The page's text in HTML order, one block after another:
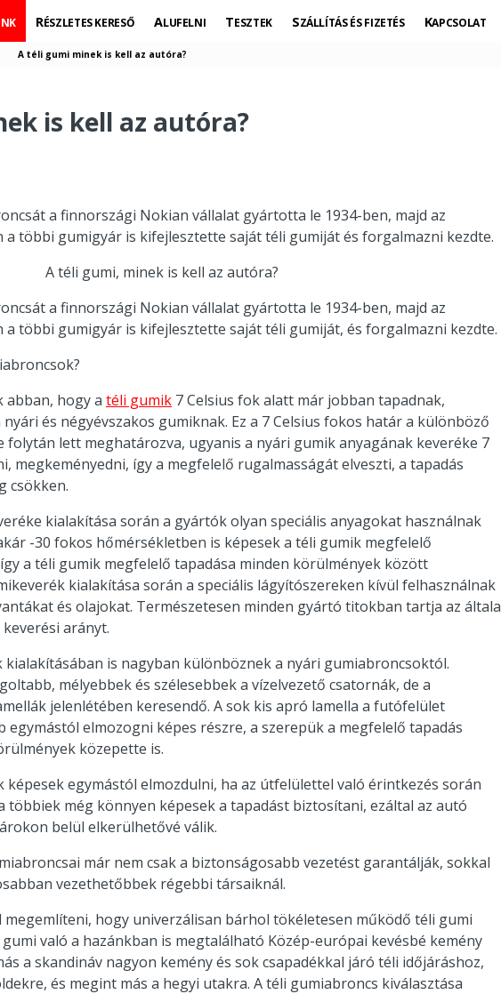
RÉSZLETES KERESŐ ALUFELNI TESZTEK SZÁLLÍTÁS ÉS FIZETÉS KAPCSOLAT
A téli gumi minek is kell az autóra?
is kell az autóra?
a finnországi Nokian vállalat gyártotta le 1934-ben, majd az
a többi gumigyár is kifejlesztette saját téli gumiját és forgalmazni kezdte.
A téli gumi, minek is kell az autóra?
a finnországi Nokian vállalat gyártotta le 1934-ben, majd az
a többi gumigyár is kifejlesztette saját téli gumiját, és forgalmazni kezdte.
abban, hogy a téli gumik 7 Celsius fok alatt már jobban tapadnak,
és négyévszakos gumiknak. Ez a 7 Celsius fokos határ a különböző
folytán lett meghatározva, ugyanis a nyári gumik anyagának keveréke 7
megkeményedni, így a megfelelő rugalmasságát elveszti, a tapadás
csökken.
kialakítása során a gyártók olyan speciális anyagokat használnak
-30 fokos hőmérsékletben is képesek a téli gumik megfelelő
a téli gumik megfelelő tapadása minden körülmények között
kialakítása során a speciális lágyítószereken kívül felhasználnak
és olajokat. Természetesen minden gyártó titokban tartja az általa
arányt.
is nagyban különböznek a nyári gumiabroncsoktól.
mélyebbek és szélesebbek a vízelvezető csatornák, de a
jelenlétében keresendő. A sok kis apró lamella a futófelület
elmozogni képes részre, a szerepük a megfelelő tapadás
közepette is.
képesek egymástól elmozdulni, ha az útfelülettel való érintkezés során
többiek még könnyen képesek a tapadást biztosítani, ezáltal az autó
belül elkerülhetővé válik.
már nem csak a biztonságosabb vezetést garantálják, sokkal
vezethetőbbek régebbi társaiknál.
hogy univerzálisan bárhol tökéletesen működő téli gumi
való a hazánkban is megtalálható Közép-európai kevésbé kemény
a skandináv nagyon kemény és sok csapadékkal járó téli időjáráshoz,
és megint más a hegyi utakra. A téli gumiabroncs kiválasztása